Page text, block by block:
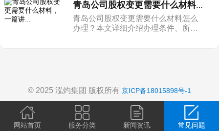
青岛公司股权变更需要什么材料，一篇讲...
青岛公司股权变更需要什么材料怎么
办理？本文详细介绍办理条件、所需
© 2025 泓灼集团 版权所有 京ICP备18015898号-1
网站首页 服务分类 新闻资讯 常见问题